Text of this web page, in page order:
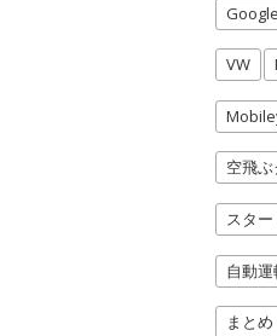
Google
VW
空飛
スタ
自動
まとめ